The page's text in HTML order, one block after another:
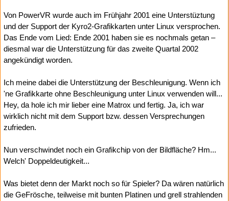
Von PowerVR wurde auch im Frühjahr 2001 eine Unterstüztung
und der Support der Kyro2-Grafikkarten unter Linux versprochen.
Das Ende vom Lied: Ende 2001 haben sie es nochmals getan –
diesmal war die Unterstützung für das zweite Quartal 2002
angekündigt worden.
Ich meine dabei die Unterstützung der Beschleunigung. Wenn ich
'ne Grafikkarte ohne Beschleunigung unter Linux verwenden will...
Hey, da hole ich mir lieber eine Matrox und fertig. Ja, ich war
wirklich nicht mit dem Support bzw. dessen Versprechungen
zufrieden.
Nun verschwindet noch ein Grafikchip von der Bildfläche? Hm...
Welch' Doppeldeutigkeit...
Was bietet denn der Markt noch so für Spieler? Da wären natürlich
die GeFrösche, teilweise mit bunten Platinen und grell strahlenden